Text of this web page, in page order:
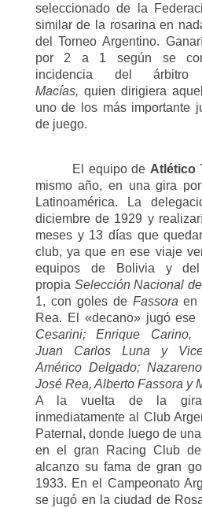
seleccionado de la
similar de la rosarina en
del Torneo Argentino.
por 2 a 1 según se
incidencia del
Macías, quien dirigiera
uno de los más importante
de juego.
El equipo de Atlético
mismo año, en una gira
Latinoamérica. La
diciembre de 1929 y
meses y 13 días que
club, ya que en ese viaje
equipos de Bolivia y
propia Selección Nacional
1, con goles de Fassora en
Rea. El «decano» jugó ese
Cesarini; Enrique Carino,
Juan Carlos Luna y
Américo Delgado;
José Rea, Alberto Fassora y
A la vuelta de la gira
inmediatamente al Club
Paternal, donde luego de
en el gran Racing Club de
alcanzo su fama de gran
1933. En el Campeonato
se jugó en la ciudad de